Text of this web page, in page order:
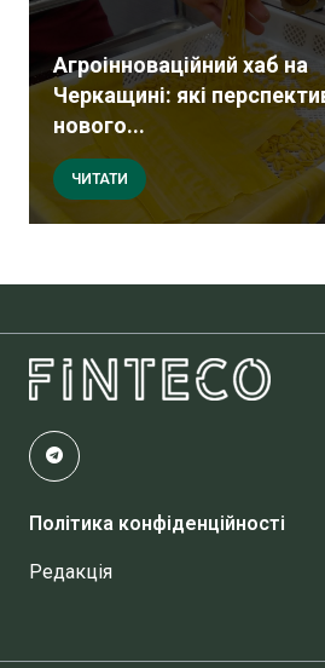
Агроінноваційний хаб на
Черкащині: які
нового...
ЧИТАТИ
Політика конфіденційності
Редакція